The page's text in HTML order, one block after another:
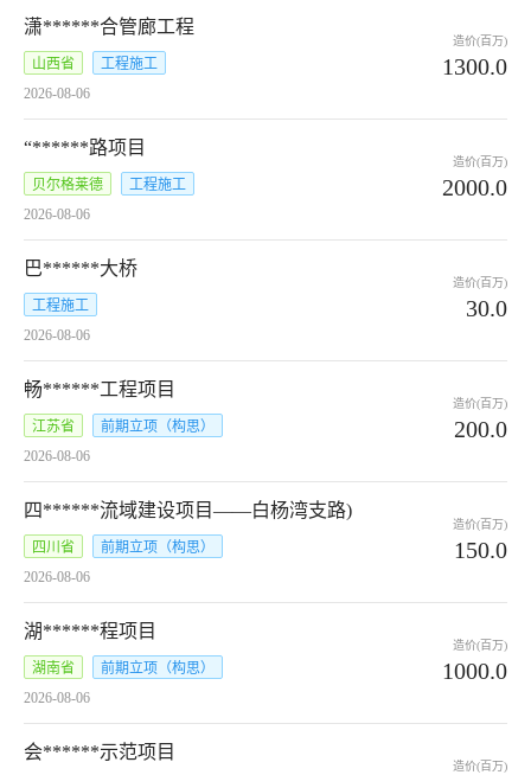
潇******合管廊工程
山西省
工程施工
2026-08-06
造价(百万)
1300.0
“******路项目
贝尔格莱德
工程施工
2026-08-06
造价(百万)
2000.0
巴******大桥
工程施工
2026-08-06
造价(百万)
30.0
畅******工程项目
江苏省
前期立项（构思）
2026-08-06
造价(百万)
200.0
四******流域建设项目——白杨湾支路)
四川省
前期立项（构思）
2026-08-06
造价(百万)
150.0
湖******程项目
湖南省
前期立项（构思）
2026-08-06
造价(百万)
1000.0
会******示范项目
造价(百万)